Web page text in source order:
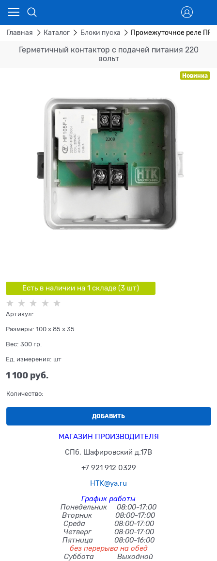
Главная Каталог Блоки пуска Промежуточное реле
Герметичный контактор с подачей питания 220
вольт
Новинка
Есть в наличии на 1 складe (3шт)
Артикул:
Размеры: 100 x 85 x 35
Вес: 300 гр.
Ед. измерения: шт
1 100 руб.
Количество:
ДОБАВИТЬ
МАГАЗИН ПРОИЗВОДИТЕЛЯ
СПб, Шафировский д.17В
+7 921 912 0329
HTK@ya.ru
График работы
Понедельник 08:00-17:00
Вторник 08:00-17:00
Среда 08:00-17:00
Четверг 08:00-17:00
Пятница 08:00-16:00
без перерыва на обед
Суббота Выходной